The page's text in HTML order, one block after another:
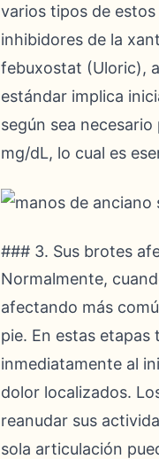
varios tipos de
inhibidores de la
febuxostat (Uloric),
estándar implica
según sea
mg/dL, lo cual es
### 3. Sus brotes
Normalmente,
afectando más
pie. En estas
inmediatamente al
dolor localizados.
reanudar sus
sola articulación